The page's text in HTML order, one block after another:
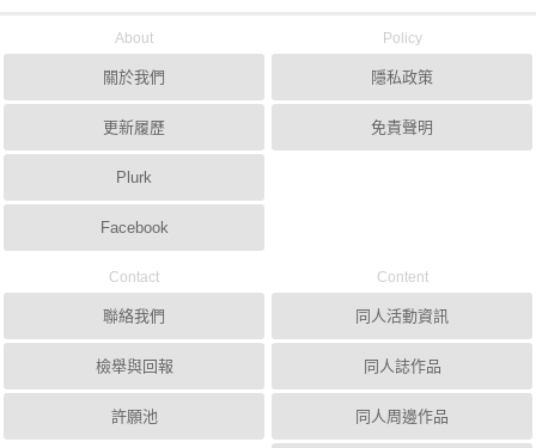
About
關於我們
更新履歷
Plurk
Facebook
Policy
隱私政策
免責聲明
Contact
聯絡我們
檢舉與回報
許願池
Content
同人活動資訊
同人誌作品
同人周邊作品